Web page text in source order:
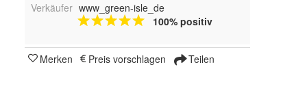
Verkäufer www_green-isle_de
100% positiv
Merken Preis vorschlagen Teilen